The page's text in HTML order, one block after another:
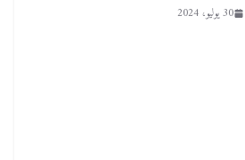
30 يوليو، 2024